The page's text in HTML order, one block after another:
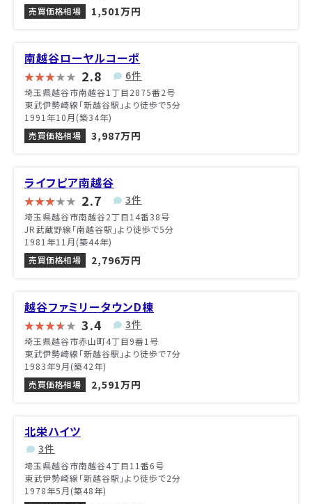
売買価格相場
1,501万円
南越谷ローヤルコーポ
2.8 6件
埼玉県越谷市南越谷1丁目2875番2号
東武伊勢崎線「新越谷駅」より徒歩で5分
1991年10月(築34年)
売買価格相場
3,987万円
ライフピア南越谷
2.7 3件
埼玉県越谷市南越谷2丁目14番38号
JR武蔵野線「南越谷駅」より徒歩で5分
1981年11月(築44年)
売買価格相場
2,796万円
越谷ファミリータウンD棟
3.4 3件
埼玉県越谷市赤山町4丁目9番1号
東武伊勢崎線「新越谷駅」より徒歩で7分
1983年9月(築42年)
売買価格相場
2,591万円
北栄ハイツ
3件
埼玉県越谷市南越谷4丁目11番6号
東武伊勢崎線「新越谷駅」より徒歩で2分
1978年5月(築48年)